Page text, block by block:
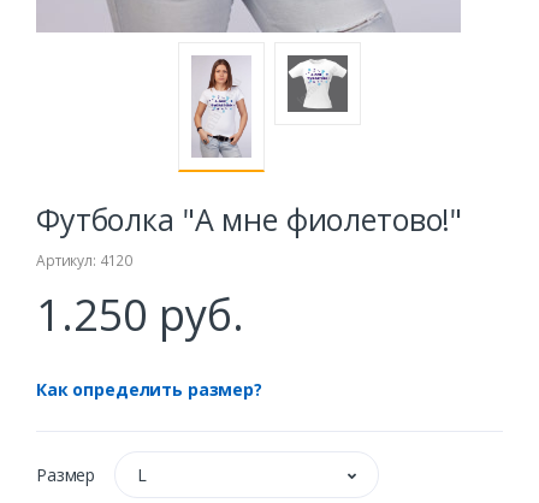
Футболка "А мне фиолетово!"
Артикул: 4120
1.250 руб.
Как определить размер?
Размер L